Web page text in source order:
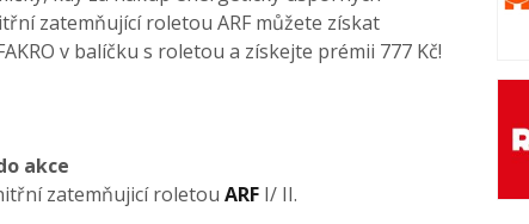
zatemňující roletou ARF můžete získat
v balíčku s roletou a získejte prémii 777 Kč!
akce
zatemňujicí roletou ARF I/ II.